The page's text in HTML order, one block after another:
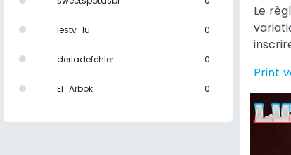
lestv_lu 0
derladefehler 0
El_Arbok 0
Le
Print